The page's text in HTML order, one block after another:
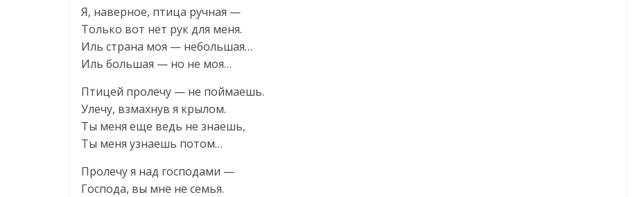
Я, наверное, птица ручная —
Только вот нет рук для меня.
Иль страна моя — небольшая…
Иль большая — но не моя…
Птицей пролечу — не поймаешь.
Улечу, взмахнув я крылом.
Ты меня еще ведь не знаешь,
Ты меня узнаешь потом…
Пролечу я над господами —
Господа, вы мне не семья.